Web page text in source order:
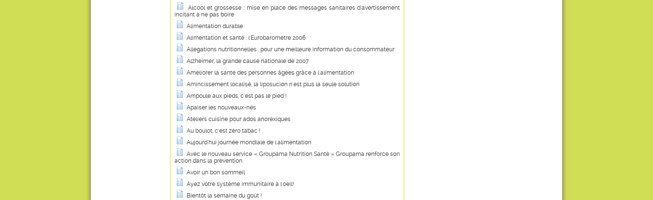
Alcool et grossesse : mise en place des messages sanitaires d'avertissement
incitant à ne pas boire
Alimentation durable
Alimentation et santé : l'Eurobaromètre 2006
Allegations nutritionnelles : pour une meilleure information du consommateur
Alzheimer, la grande cause nationale de 2007
Améliorer la santé des personnes âgées grâce à l'alimentation
Amincissement localisé, la liposucion n'est plus la seule solution
Ampoule aux pieds, c'est pas le pied !
Apaiser les nouveaux-nés
Ateliers cuisine pour ados anorexiques
Au boulot, c'est zéro tabac !
Aujourd'hui journée mondiale de l'alimentation
Avec le nouveau service « Groupama Nutrition Santé » Groupama renforce son
action dans la prévention
Avoir un bon sommeil
Ayez votre système immunitaire à l'oeil!
Bientôt la semaine du goût !